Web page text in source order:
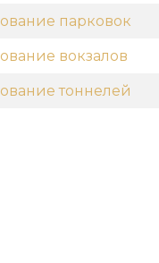
парковок
вокзалов
тоннелей